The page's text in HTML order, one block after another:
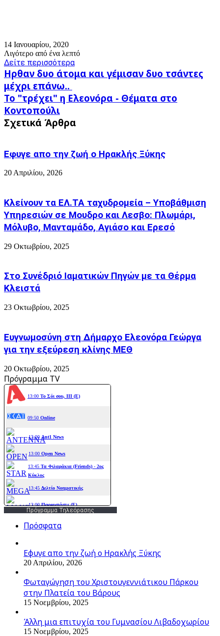
14 Ιανουαρίου, 2020
Λιγότερο από ένα λεπτό
Δείτε περισσότερα
Ηρθαν
δυο
άτομα
και
γέμισαν
δυο
τσάντες
Ηρθαν δυο άτομα και γέμισαν δυο τσάντες
μέχρι επάνω..
Το
"τρέχει"
η
Ελεονόρα
στο
Κοντοπούλι
Το "τρέχει" η Ελεονόρα - Θέματα στο
Κοντοπούλι
Σχετικά Άρθρα
Εφυγε απο την ζωή o Ηρακλής Ξύκης
20 Απριλίου, 2026
Κλείνουν τα ΕΛ.ΤΑ ταχυδρομεία – Υποβάθμιση
Υπηρεσιών σε Μουδρο και Λεσβο: Πλωμάρι,
Μόλυβο, Μανταμάδο, Αγιάσο και Ερεσό
29 Οκτωβρίου, 2025
Στο Συνέδριό Ιαματικών Πηγών με τα Θέρμα
Κλειστά
23 Οκτωβρίου, 2025
Ευγνωμοσύνη στη Δήμαρχο Ελεονόρα Γεώργα
για την εξεύρεση κλίνης ΜΕΘ
20 Οκτωβρίου, 2025
Πρόγραμμα TV
Πρόγραμμα Τηλεόρασης
Πρόσφατα
Εφυγε απο την ζωή o Ηρακλής Ξύκης
20 Απριλίου, 2026
Φωταγώγηση του Χριστουγεννιάτικου Πάρκου
στην Πλατεία του Βάρους
15 Νοεμβρίου, 2025
Άλλη μια επιτυχία του Γυμνασίου Λιβαδοχωρίου
15 Νοεμβρίου, 2025